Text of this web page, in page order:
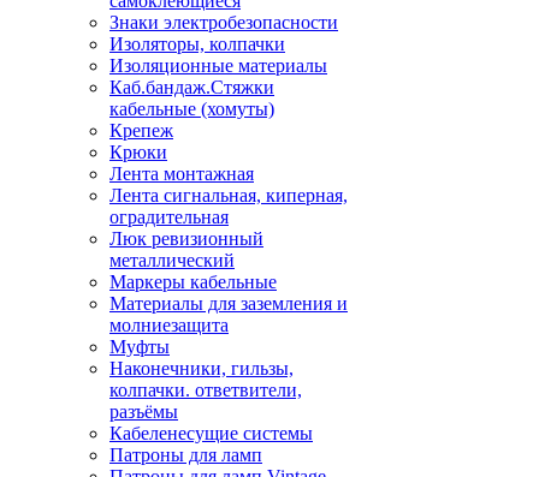
Знаки электробезопасности
Изоляторы, колпачки
Изоляционные материалы
Каб.бандаж.Стяжки
кабельные (хомуты)
Крепеж
Крюки
Лента монтажная
Лента сигнальная, киперная,
оградительная
Люк ревизионный
металлический
Маркеры кабельные
Материалы для заземления и
молниезащита
Муфты
Наконечники, гильзы,
колпачки. ответвители,
разъёмы
Кабеленесущие системы
Патроны для ламп